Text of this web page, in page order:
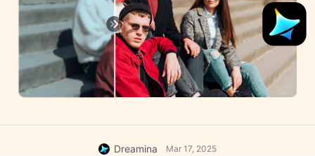
Dreamina Mar 17, 2025